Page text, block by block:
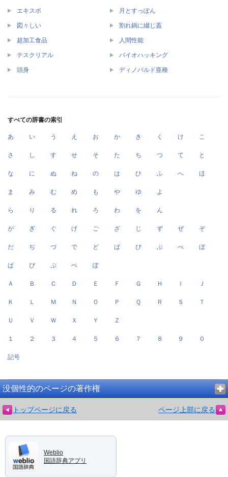
エキスポ 月とすっぽん
図々しい 割れ鍋に綴じ蓋
超加工食品 人間性能
テスクリアル バイオハッキング
頭身 ディノバルド亜種
すべての辞書の索引
あ い う え お か き く け こ
さ し す せ そ た ち つ て と
な に ぬ ね の は ひ ふ へ ほ
ま み む め も や ゆ よ
ら り る れ ろ わ を ん
が ぎ ぐ げ ご ざ じ ず ぜ ぞ
だ ぢ づ で ど ば び ぶ べ ぼ
ぱ ぴ ぷ ぺ ぽ
Ａ Ｂ Ｃ Ｄ Ｅ Ｆ Ｇ Ｈ Ｉ Ｊ
Ｋ Ｌ Ｍ Ｎ Ｏ Ｐ Ｑ Ｒ Ｓ Ｔ
Ｕ Ｖ Ｗ Ｘ Ｙ Ｚ
１ ２ ３ ４ ５ ６ ７ ８ ９ ０
記号
没個性的のページの著作権
トップページに戻る ページ上部に戻る
Weblio
国語辞典アプリ